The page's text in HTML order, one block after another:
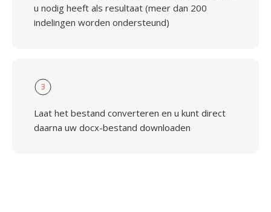
u nodig heeft als resultaat (meer dan 200
indelingen worden ondersteund)
3
Laat het bestand converteren en u kunt direct
daarna uw docx-bestand downloaden